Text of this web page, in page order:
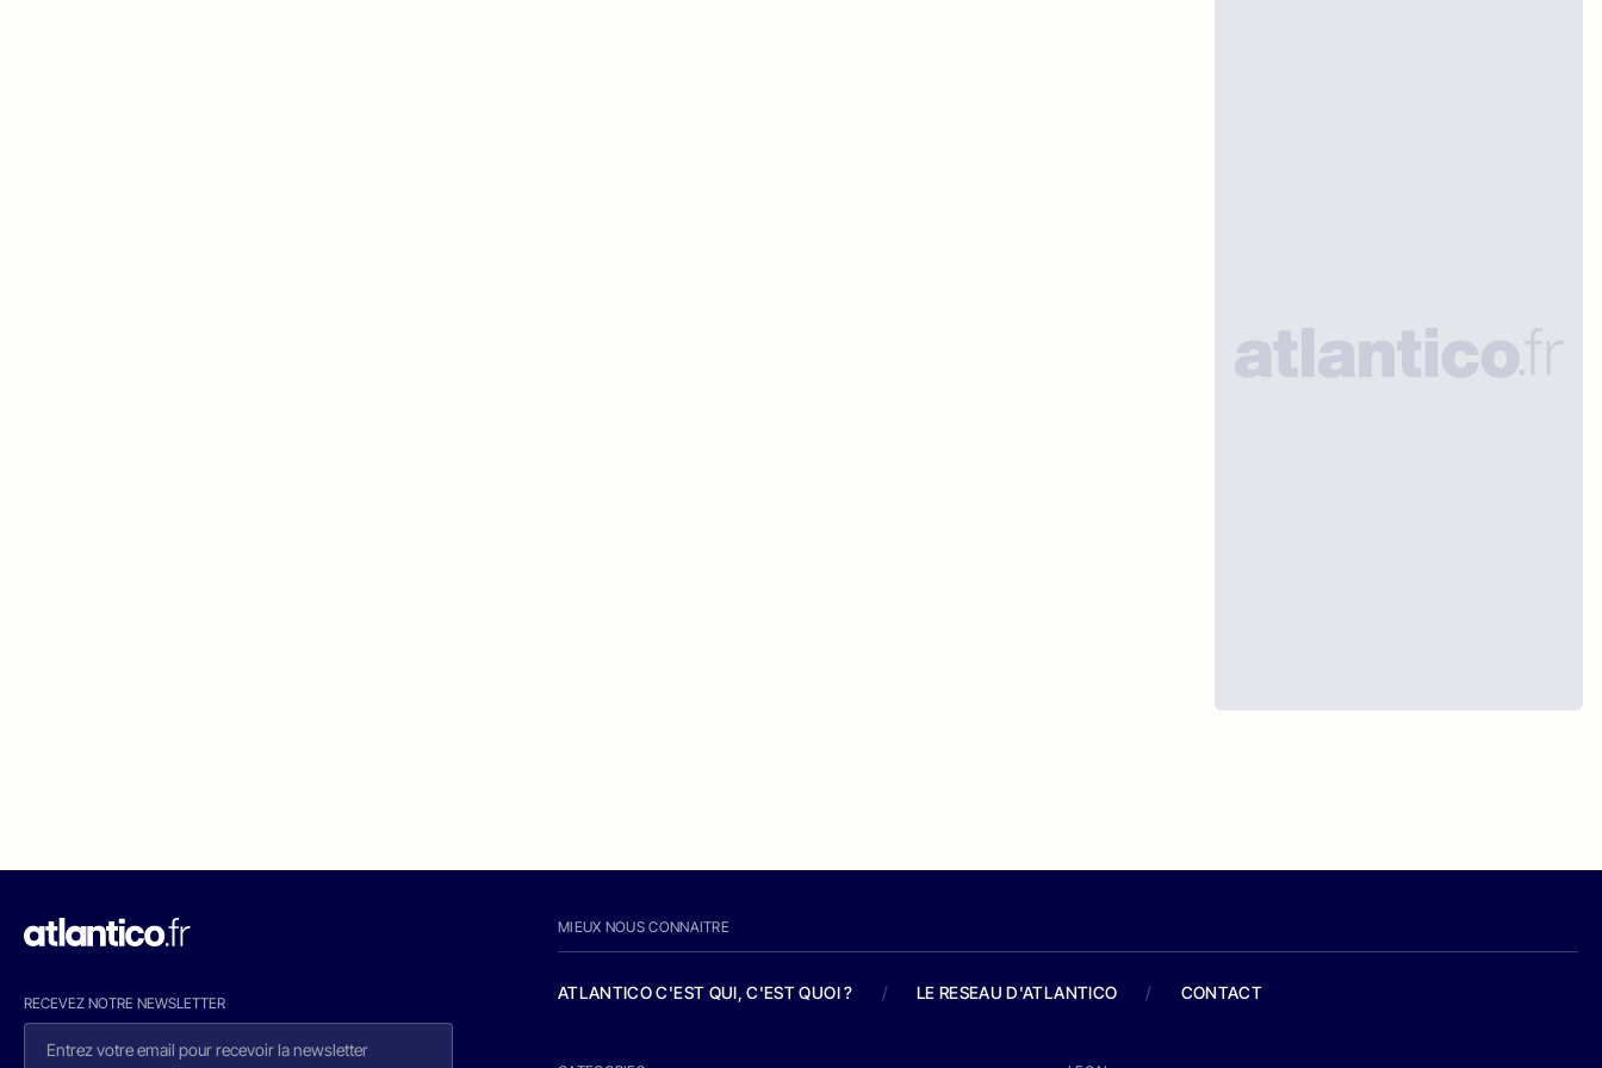
RECEVEZ NOTRE NEWSLETTER
MIEUX NOUS CONNAITRE
ATLANTICO C'EST QUI, C'EST QUOI ? / LE RESEAU D'ATLANTICO / CONTACT